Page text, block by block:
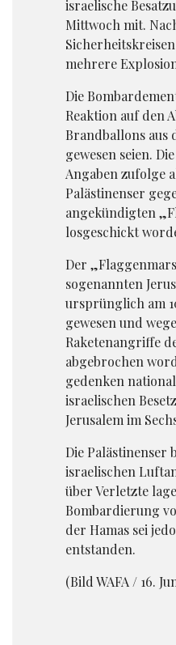
israelische
Mittwoch mit.
mehrere
Die
Reaktion auf den
Brandballons aus
gewesen seien.
Angaben zufolge
Palästinenser
angekündigten
losgeschickt
Der
sogenannten
ursprünglich am
gewesen und
Raketenangriffe
abgebrochen
gedenken
israelischen
Jerusalem im
Die Palästinenser
israelischen
über Verletzte
Bombardierung
der Hamas sei
entstanden.
(Bild WAFA / 16.